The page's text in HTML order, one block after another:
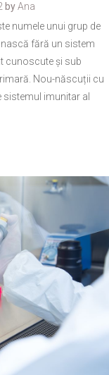
byAna
numele unui grup de
fără un sistem
cunoscute și sub
Nou-născuții cu
sistemul imunitar al